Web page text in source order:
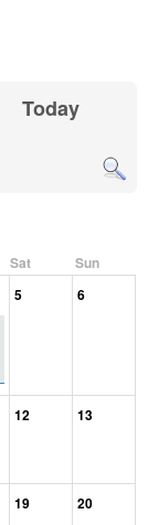
Today
Sat
Sun
5 6
12 13
19 20